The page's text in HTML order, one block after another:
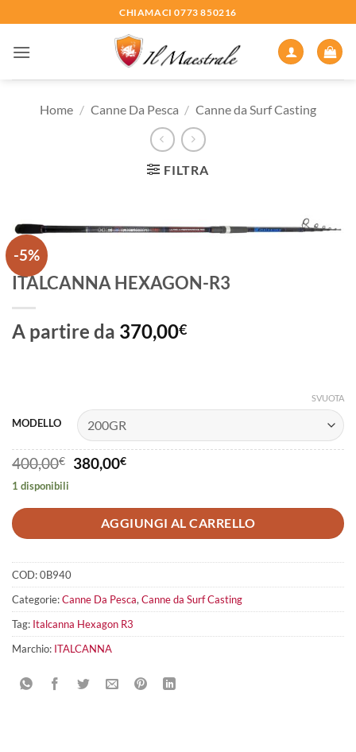
ai
contenuti
CHIAMACI 0773 850216
Home / Canne Da Pesca / Canne da Surf Casting
FILTRA
-5%
ITALCANNA HEXAGON-R3
A partire da 370,00€
MODELLO
SVUOTA
400,00€
Il
prezzo
era:
400,00€.
380,00€Il
è:
380,00€.
1 disponibili
AGGIUNGI AL CARRELLO
COD:0B940
Categorie:Canne Da Pesca,Canne da Surf Casting
Tag: Italcanna Hexagon R3
Marchio: ITALCANNA